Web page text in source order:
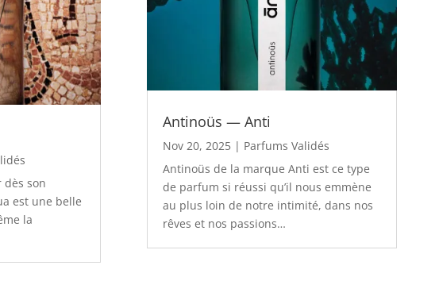
son
est une belle
la
Antinoüs — Anti
Nov 20, 2025| Parfums Validés
Antinoüs de la marque Anti est ce type
de parfum si réussi qu’il nous emmène
au plus loin de notre intimité, dans nos
rêves et nos passions…